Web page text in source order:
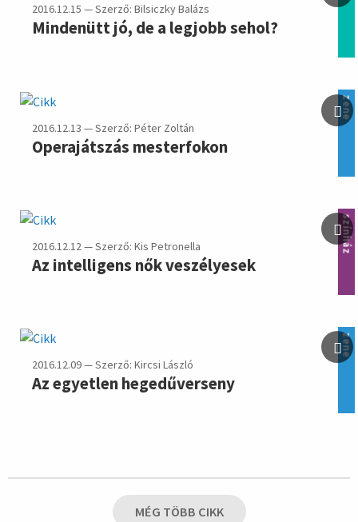
2016.12.15 — Szerző: Bilsiczky Balázs
Mindenütt jó, de a legjobb sehol?
zene
2016.12.13 — Szerző: Péter Zoltán
Operajátszás mesterfokon
színház
2016.12.12 — Szerző: Kis Petronella
Az intelligens nők veszélyesek
zene
2016.12.09 — Szerző: Kircsi László
Az egyetlen hegedűverseny
MÉG TÖBB CIKK